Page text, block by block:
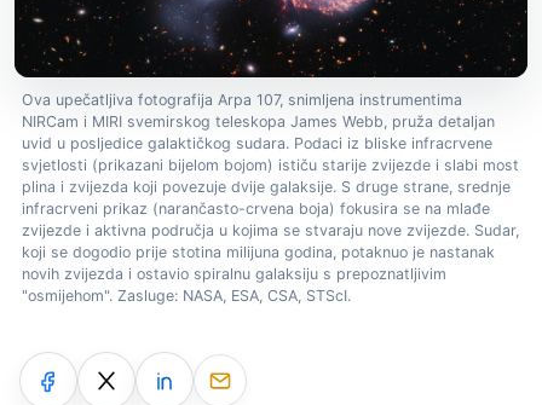
Ova upečatljiva fotografija Arpa 107, snimljena instrumentima
NIRCam i MIRI svemirskog teleskopa James Webb, pruža detaljan
uvid u posljedice galaktičkog sudara. Podaci iz bliske infracrvene
svjetlosti (prikazani bijelom bojom) ističu starije zvijezde i slabi most
plina i zvijezda koji povezuje dvije galaksije. S druge strane, srednje
infracrveni prikaz (narančasto-crvena boja) fokusira se na mlađe
zvijezde i aktivna područja u kojima se stvaraju nove zvijezde. Sudar,
koji se dogodio prije stotina milijuna godina, potaknuo je nastanak
novih zvijezda i ostavio spiralnu galaksiju s prepoznatljivim
"osmijehom". Zasluge: NASA, ESA, CSA, STScI.